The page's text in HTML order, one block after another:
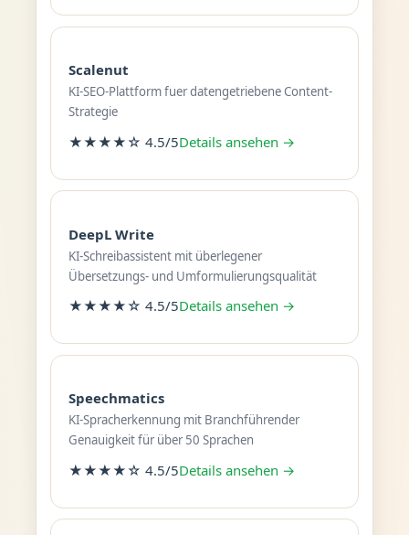
Scalenut
KI-SEO-Plattform fuer datengetriebene Content-
Strategie
★★★★☆ 4.5/5Details ansehen →
DeepL Write
KI-Schreibassistent mit überlegener
Übersetzungs- und Umformulierungsqualität
★★★★☆ 4.5/5Details ansehen →
Speechmatics
KI-Spracherkennung mit Branchführender
Genauigkeit für über 50 Sprachen
★★★★☆ 4.5/5Details ansehen →